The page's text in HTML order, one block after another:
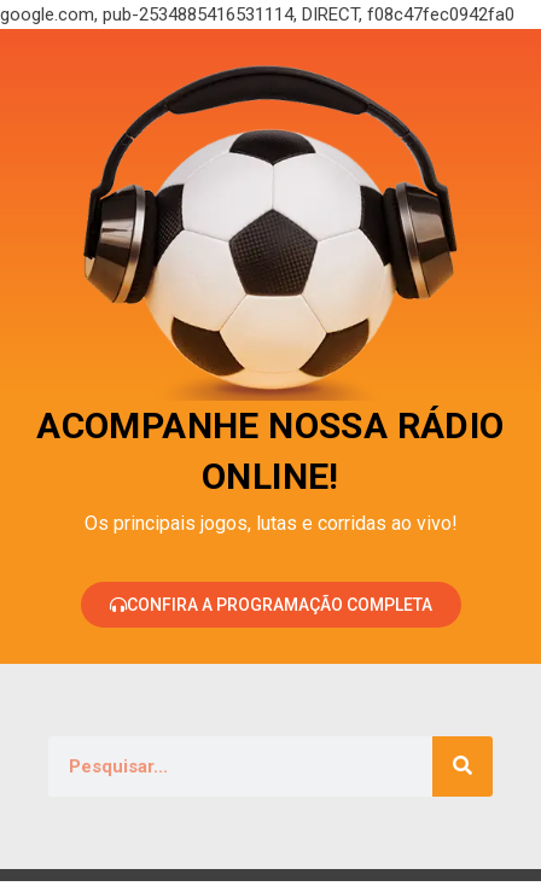
google.com, pub-2534885416531114, DIRECT, f08c47fec0942fa0
ACOMPANHE NOSSA RÁDIO
ONLINE!
Os principais jogos, lutas e corridas ao vivo!
CONFIRA A PROGRAMAÇÃO COMPLETA